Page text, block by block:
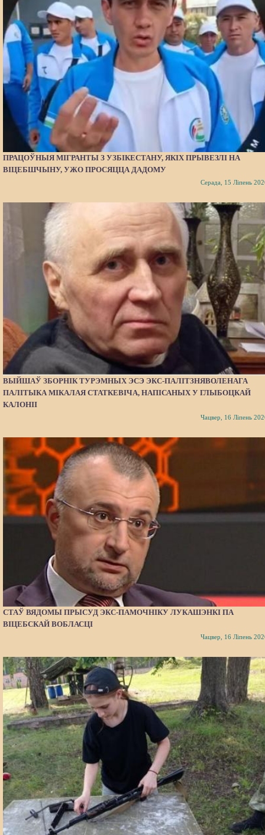
ПРАЦОЎНЫЯ МІГРАНТЫ З УЗБІКЕСТАНУ, ЯКІХ ПРЫВЕЗЛІ НА
ВІЦЕБШЧЫНУ, УЖО ПРОСЯЦЦА ДАДОМУ
Серада, 15 Ліпень
ВЫЙШАЎ ЗБОРНІК ТУРЭМНЫХ ЭСЭ ЭКС-ПАЛІТЗНЯВОЛЕНАГА
ПАЛІТЫКА МІКАЛАЯ СТАТКЕВІЧА, НАПІСАНЫХ У ГЛЫБОЦКАЙ
КАЛОНІІ
Чацвер, 16 Ліпень
СТАЎ ВЯДОМЫ ПРЫСУД ЭКС-ПАМОЧНІКУ ЛУКАШЭНКІ ПА
ВІЦЕБСКАЙ ВОБЛАСЦІ
Чацвер, 16 Ліпень